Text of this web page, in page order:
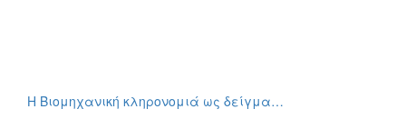
Η Βιομηχανική κληρονομιά ως δείγμα…